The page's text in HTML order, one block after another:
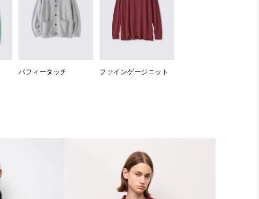
パフィータッチ ファインゲージニット